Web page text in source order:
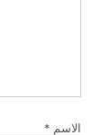
الاسم*